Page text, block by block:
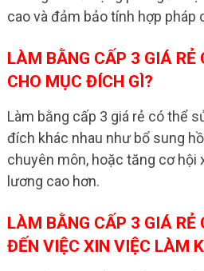
cao và đảm bảo tính hợp pháp
LÀM BẰNG CẤP 3 GIÁ RẺ
CHO MỤC ĐÍCH GÌ?
Làm bằng cấp 3 giá rẻ có thể
đích khác nhau như bổ sung
chuyên môn, hoặc tăng cơ hội
lương cao hơn.
LÀM BẰNG CẤP 3 GIÁ RẺ
ĐẾN VIỆC XIN VIỆC LÀM